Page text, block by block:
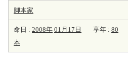
脚本家
命日 : 2008年 01月17日 享年 : 80
本